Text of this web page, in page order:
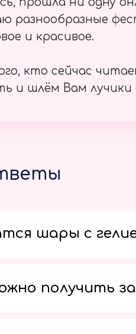
разнообразные
и красивое.
кто сейчас
и шлём Вам лучики
шары с
получить